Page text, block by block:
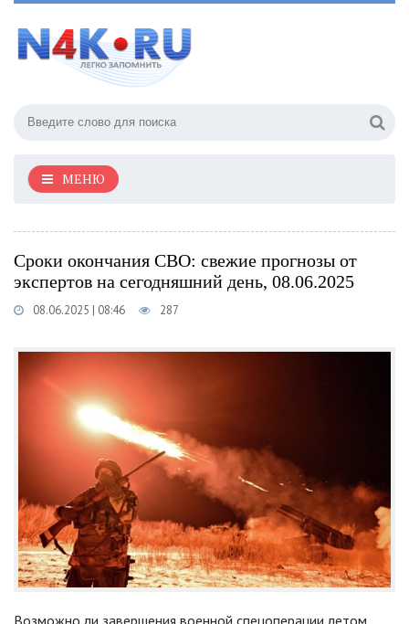
МЕНЮ
Сроки окончания СВО: свежие прогнозы от
экспертов на сегодняшний день, 08.06.2025
08.06.2025 | 08:46 287